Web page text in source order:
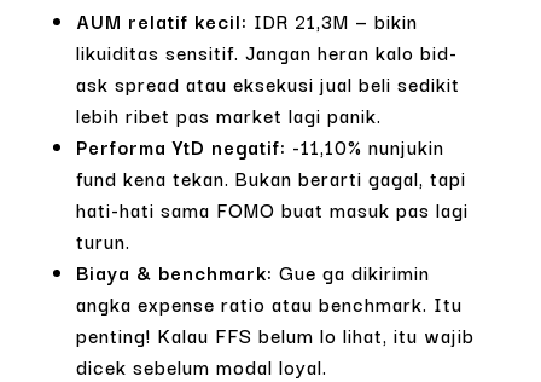
AUM relatif kecil: IDR 21,3M — bikin
likuiditas sensitif. Jangan heran kalo bid-
ask spread atau eksekusi jual beli sedikit
lebih ribet pas market lagi panik.
Performa YtD negatif: -11,10% nunjukin
fund kena tekan. Bukan berarti gagal, tapi
hati-hati sama FOMO buat masuk pas lagi
turun.
Biaya & benchmark: Gue ga dikirimin
angka expense ratio atau benchmark. Itu
penting! Kalau FFS belum lo lihat, itu wajib
dicek sebelum modal loyal.